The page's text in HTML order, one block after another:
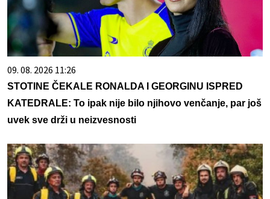
09. 08. 2026 11:26
STOTINE ČEKALE RONALDA I GEORGINU ISPRED
KATEDRALE: To ipak nije bilo njihovo venčanje, par još
uvek sve drži u neizvesnosti